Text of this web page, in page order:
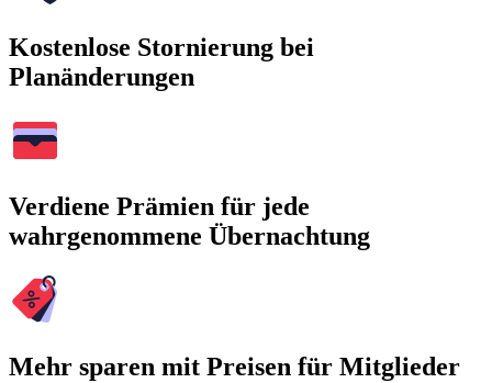
Kostenlose Stornierung bei
Planänderungen
Verdiene Prämien für jede
wahrgenommene Übernachtung
Mehr sparen mit Preisen für Mitglieder